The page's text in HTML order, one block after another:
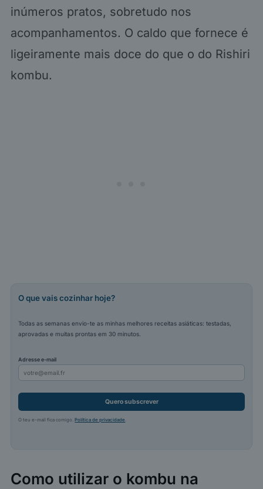
inúmeros pratos, sobretudo nos
acompanhamentos. O caldo que fornece é
ligeiramente mais doce do que o do Rishiri
kombu.
O que vais cozinhar hoje?
Todas as semanas envio-te as minhas melhores receitas asiáticas: testadas,
aprovadas e muitas prontas em 30 minutos.
Adresse e-mail
Quero subscrever
O teu e-mail fica comigo.Política de privacidade
Como utilizar o kombu na